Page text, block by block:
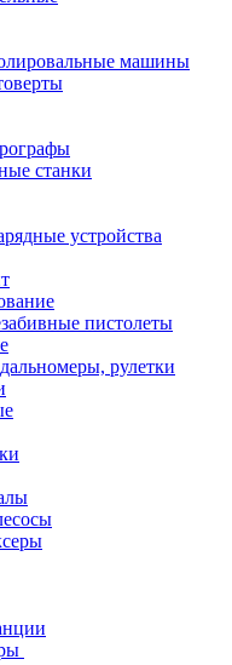
машины
станки
устройства
пистолеты
рулетки